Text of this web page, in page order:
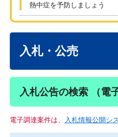
熱中症を予防しましょう
入札・公売
入札公告の検索 （電
電子調達案件は、 入札情報公開シ